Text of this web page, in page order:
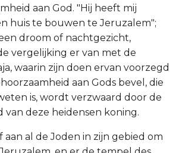
aan God. "Hij heeft mij
huis te bouwen te Jeruzalem";
droom of nachtgezicht,
vergelijking er van met de
waarin zijn doen ervan voorzegd
aan Gods bevel, die
is, wordt verzwaard door de
van deze heidensen koning.
aan al de Joden in zijn gebied om